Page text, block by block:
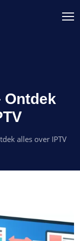
Ontdek
alles over IPTV